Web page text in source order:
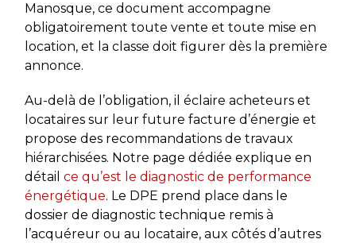
Manosque, ce document accompagne
obligatoirement toute vente et toute mise en
location, et la classe doit figurer dès la première
annonce.
Au-delà de l’obligation, il éclaire acheteurs et
locataires sur leur future facture d’énergie et
propose des recommandations de travaux
hiérarchisées. Notre page dédiée explique en
détail ce qu’est le diagnostic de performance
énergétique. Le DPE prend place dans le
dossier de diagnostic technique remis à
l’acquéreur ou au locataire, aux côtés d’autres